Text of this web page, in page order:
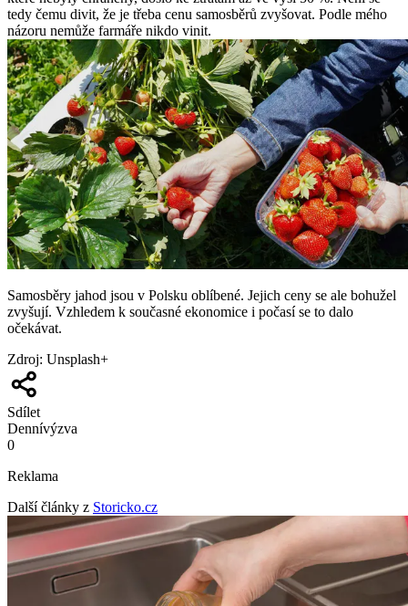
tedy čemu divit, že je třeba cenu samosběrů zvyšovat. Podle mého
názoru nemůže farmáře nikdo vinit.
Samosběry jahod jsou v Polsku oblíbené. Jejich ceny se ale bohužel
zvyšují. Vzhledem k současné ekonomice i počasí se to dalo
očekávat.
Zdroj: Unsplash+
Sdílet
Dennívýzva
0
Reklama
Další články z Storicko.cz